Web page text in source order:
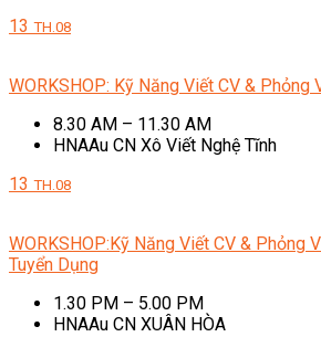
13 TH.08
WORKSHOP: Kỹ Năng Viết CV & Phỏng
8.30 AM – 11.30 AM
HNAAu CN Xô Viết Nghệ Tĩnh
13 TH.08
WORKSHOP:Kỹ Năng Viết CV & Phỏng
Tuyển Dụng
1.30 PM – 5.00 PM
HNAAu CN XUÂN HÒA